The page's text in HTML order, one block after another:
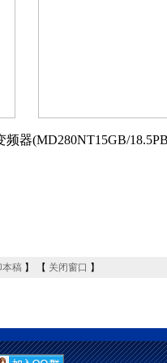
频器(MD280NT15GB/
本稿 】 【 关闭窗口 】